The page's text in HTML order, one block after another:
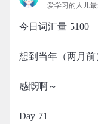
今日词汇量 5100
想到当年（两月
感慨啊～
Day 71